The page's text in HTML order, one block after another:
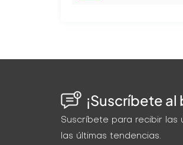
¡Suscríbete
Suscríbete para recibir las
las últimas tendencias.